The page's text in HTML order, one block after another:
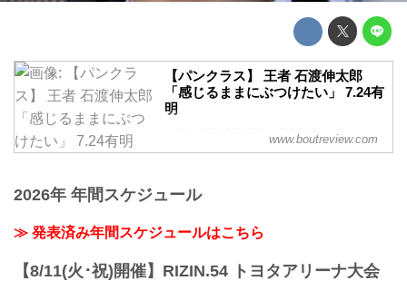
【パンクラス】 王者 石渡伸太郎
「感じるままにぶつけたい」 7.24有
明
『PANCRASE 279』(7.24有明大会)のパ
ンクラス・バンタム級タイトルマッチの
ン・ブルッキンズ相手に4度目の防衛戦と
www.boutreview.com
2026年 年間スケジュール
≫ 発表済み年間スケジュールはこちら
【8/11(火･祝)開催】RIZIN.54 トヨタアリーナ大会